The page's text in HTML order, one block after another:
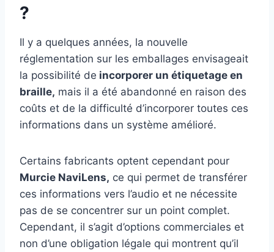
?
Il y a quelques années, la nouvelle
réglementation sur les emballages envisageait
la possibilité de incorporer un étiquetage en
braille, mais il a été abandonné en raison des
coûts et de la difficulté d’incorporer toutes ces
informations dans un système amélioré.
Certains fabricants optent cependant pour
Murcie NaviLens, ce qui permet de transférer
ces informations vers l’audio et ne nécessite
pas de se concentrer sur un point complet.
Cependant, il s’agit d’options commerciales et
non d’une obligation légale qui montrent qu’il